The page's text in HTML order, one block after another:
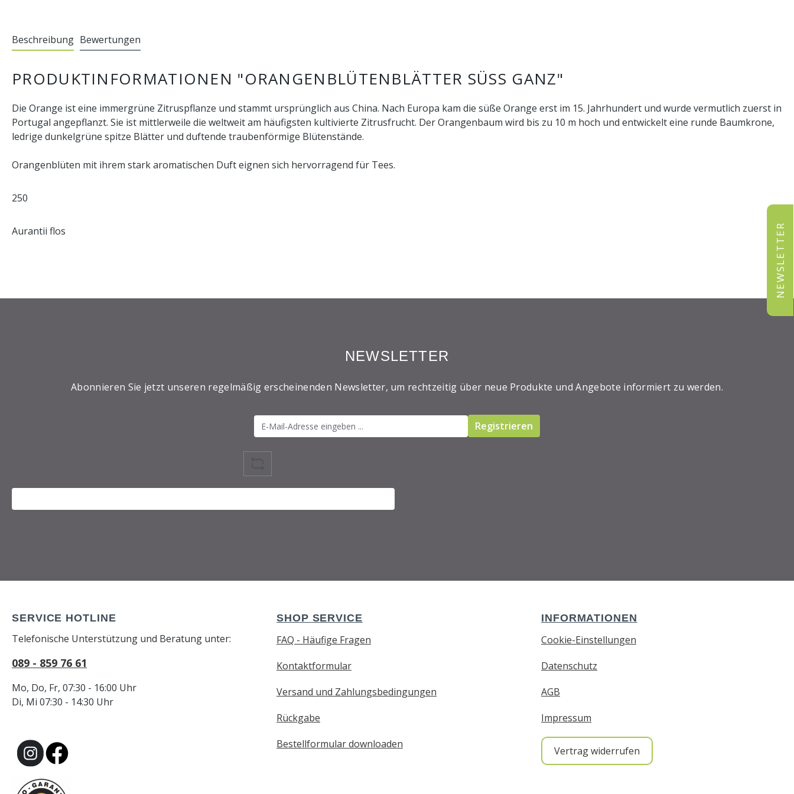
Beschreibung Bewertungen
PRODUKTINFORMATIONEN "ORANGENBLÜTENBLÄTTER SÜSS GANZ"
Die Orange ist eine immergrüne Zitruspflanze und stammt ursprünglich aus China. Nach Europa kam die süße Orange erst im 15. Jahrhundert und wurde vermutlich zuerst in
Portugal angepflanzt. Sie ist mittlerweile die weltweit am häufigsten kultivierte Zitrusfrucht. Der Orangenbaum wird bis zu 10 m hoch und entwickelt eine runde Baumkrone,
ledrige dunkelgrüne spitze Blätter und duftende traubenförmige Blütenstände.
Orangenblüten mit ihrem stark aromatischen Duft eignen sich hervorragend für Tees.
250
Aurantii flos
NEWSLETTER
Abonnieren Sie jetzt unseren regelmäßig erscheinenden Newsletter, um rechtzeitig über neue Produkte und Angebote informiert zu werden.
Registrieren
SERVICE HOTLINE
Telefonische Unterstützung und Beratung unter:
089 - 859 76 61
Mo, Do, Fr, 07:30 - 16:00 Uhr
Di, Mi 07:30 - 14:30 Uhr
SHOP SERVICE
FAQ - Häufige Fragen
Kontaktformular
Versand und Zahlungsbedingungen
Rückgabe
Bestellformular downloaden
INFORMATIONEN
Cookie-Einstellungen
Datenschutz
AGB
Impressum
Vertrag widerrufen
NEWSLETTER